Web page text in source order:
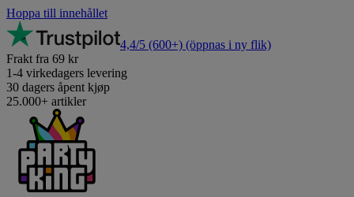
Hoppa till innehållet
4,4/5 (600+) (öppnas i ny flik)
Frakt fra 69 kr
1-4 virkedagers levering
30 dagers åpent kjøp
25.000+ artikler